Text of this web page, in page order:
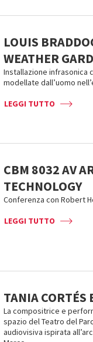
LOUIS
WEATHER
Installazione infrasonica
modellate dall’uomo
LEGGI TUTTO
CBM 8032 AV
TECHNOLOGY
Conferenza con Robert
LEGGI TUTTO
TANIA CORTÉS
La compositrice e
spazio del Teatro del
audiovisiva ispirata